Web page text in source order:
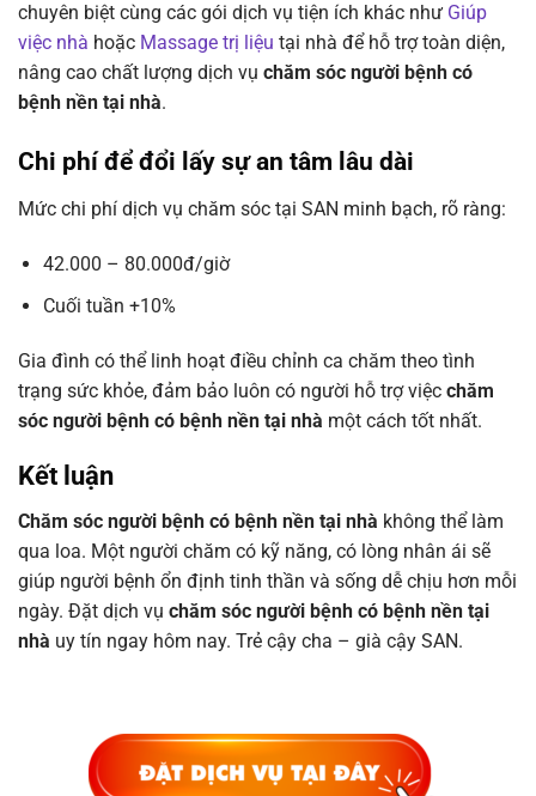
chuyên biệt cùng các gói dịch vụ tiện ích khác như Giúp
việc nhà hoặc Massage trị liệu tại nhà để hỗ trợ toàn diện,
nâng cao chất lượng dịch vụ chăm sóc người bệnh có
bệnh nền tại nhà.
Chi phí để đổi lấy sự an tâm lâu dài
Mức chi phí dịch vụ chăm sóc tại SAN minh bạch, rõ ràng:
42.000 – 80.000đ/giờ
Cuối tuần +10%
Gia đình có thể linh hoạt điều chỉnh ca chăm theo tình
trạng sức khỏe, đảm bảo luôn có người hỗ trợ việc chăm
sóc người bệnh có bệnh nền tại nhà một cách tốt nhất.
Kết luận
Chăm sóc người bệnh có bệnh nền tại nhà không thể làm
qua loa. Một người chăm có kỹ năng, có lòng nhân ái sẽ
giúp người bệnh ổn định tinh thần và sống dễ chịu hơn mỗi
ngày. Đặt dịch vụ chăm sóc người bệnh có bệnh nền tại
nhà uy tín ngay hôm nay. Trẻ cậy cha – già cậy SAN.